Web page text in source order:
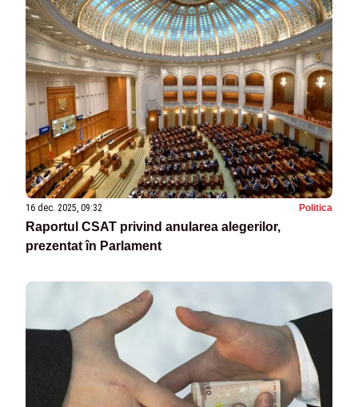
16 dec. 2025, 09:32 Politica
Raportul CSAT privind anularea alegerilor,
prezentat în Parlament